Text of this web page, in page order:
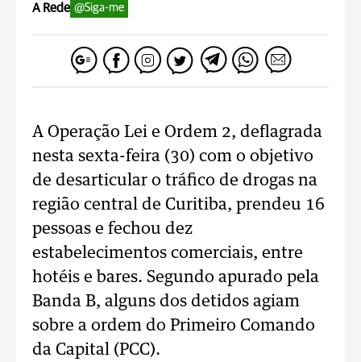
A Rede @Siga-me
A Operação Lei e Ordem 2, deflagrada
nesta sexta-feira (30) com o objetivo
de desarticular o tráfico de drogas na
região central de Curitiba, prendeu 16
pessoas e fechou dez
estabelecimentos comerciais, entre
hotéis e bares. Segundo apurado pela
Banda B, alguns dos detidos agiam
sobre a ordem do Primeiro Comando
da Capital (PCC).